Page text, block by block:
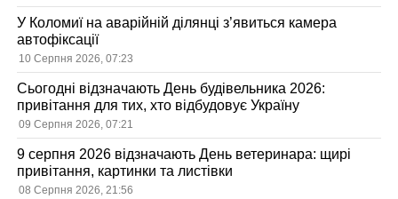
У Коломиї на аварійній ділянці з’явиться камера
автофіксації
10 Серпня 2026, 07:23
Сьогодні відзначають День будівельника 2026:
привітання для тих, хто відбудовує Україну
09 Серпня 2026, 07:21
9 серпня 2026 відзначають День ветеринара: щирі
привітання, картинки та листівки
08 Серпня 2026, 21:56